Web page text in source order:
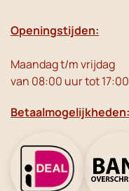
Openingstijden:
Maandag t/m vrijdag
van 08:00 uur tot
Betaalmogelijkheden: